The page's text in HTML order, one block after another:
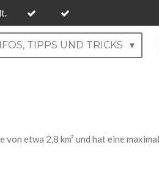
TIPPS UND TRICKS
etwa 2,8 km² und hat eine